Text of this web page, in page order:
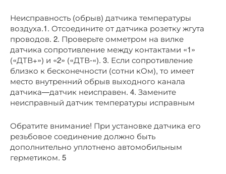
Неисправность (обрыв) датчика температуры
воздуха.1. Отсоедините от датчика розетку жгута
проводов. 2. Проверьте омметром на вилке
датчика сопротивление между контактами «1»
(«ДТВ+») и «2» («ДТВ-«). 3. Если сопротивление
близко к бесконечности (сотни кОм), то имеет
место внутренний обрыв выходного канала
датчика—датчик неисправен. 4. Замените
неисправный датчик температуры исправным
Обратите внимание! При установке датчика его
резьбовое соединение должно быть
дополнительно уплотнено автомобильным
герметиком. 5